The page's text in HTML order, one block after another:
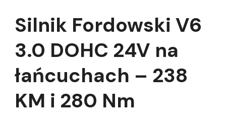
Silnik Fordowski V6
3.0 DOHC 24V na
łańcuchach – 238
KM i 280 Nm